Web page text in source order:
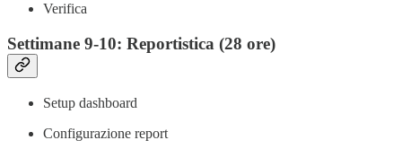
Verifica
Settimane 9-10: Reportistica (28 ore)
Setup dashboard
Configurazione report